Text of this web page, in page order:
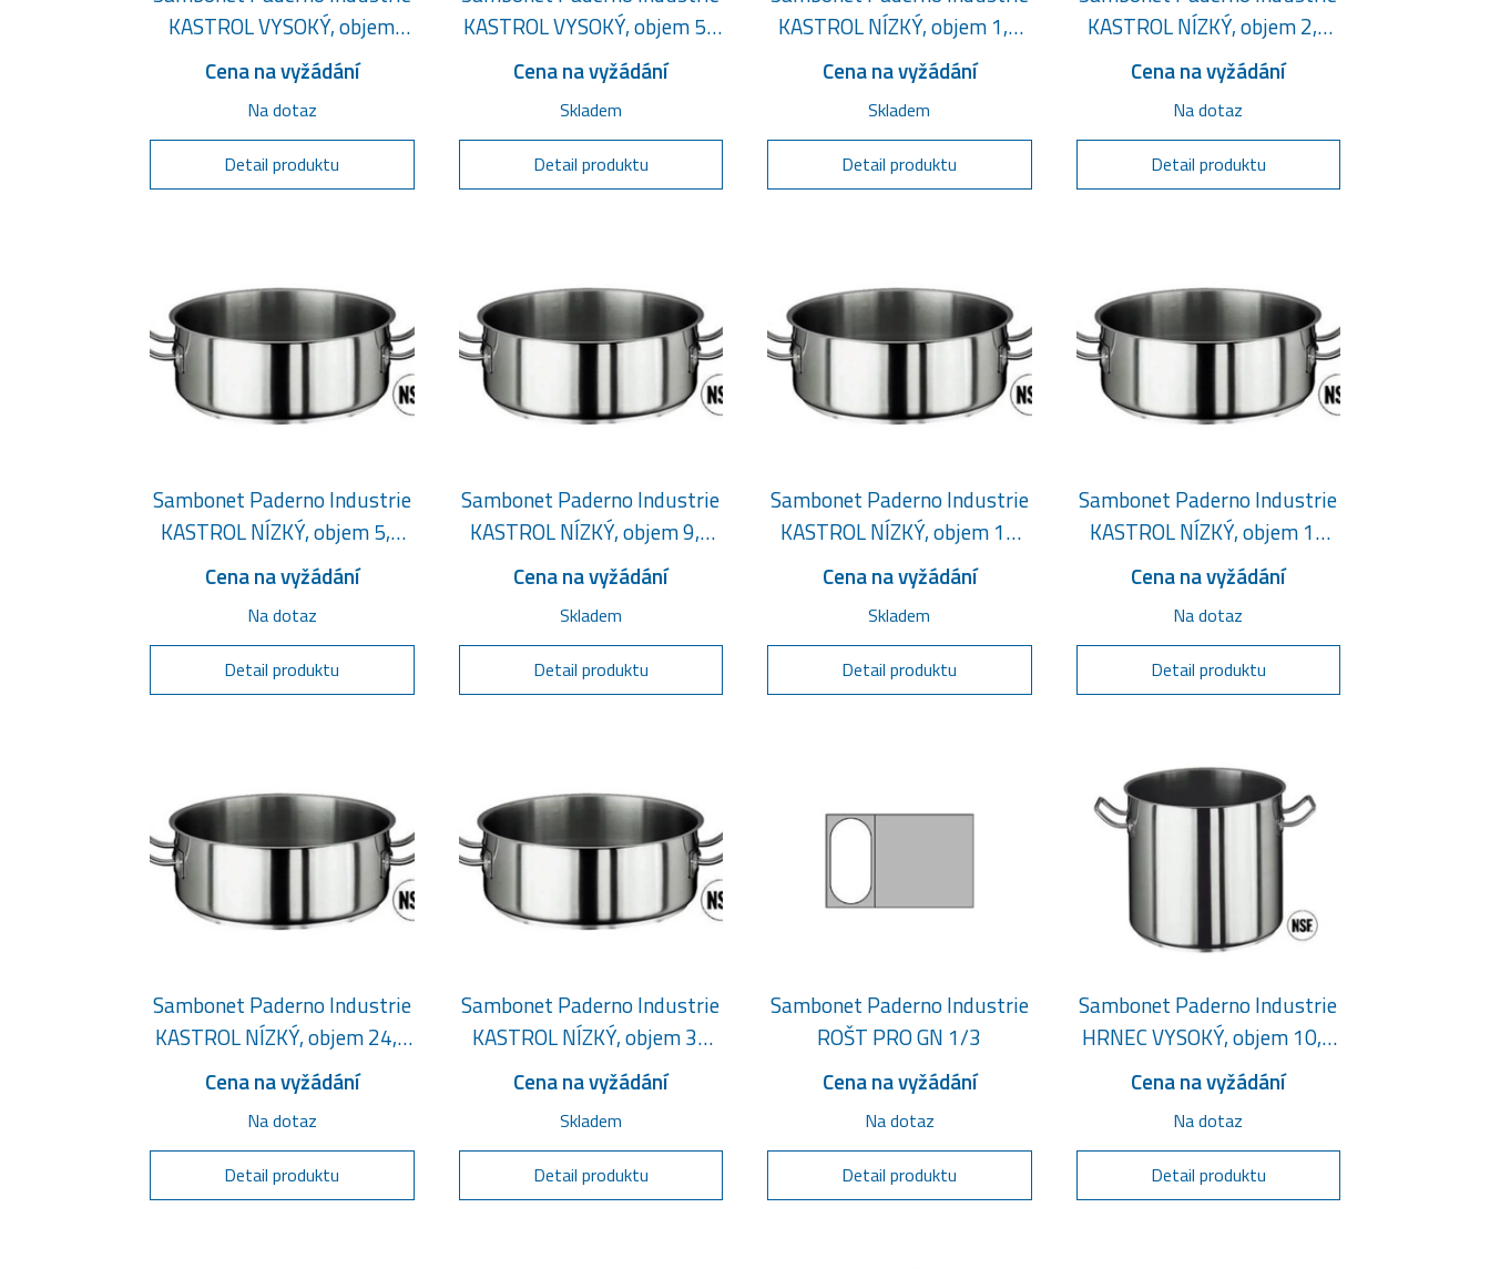
KASTROL VYSOKÝ, objem
30,1 litru
Cena na vyžádání
Na dotaz
Detail produktu
KASTROL VYSOKÝ, objem 58
litrů
Cena na vyžádání
Skladem
Detail produktu
KASTROL NÍZKÝ, objem 1,3
litru
Cena na vyžádání
Skladem
Detail produktu
KASTROL NÍZKÝ, objem 2,5
litru
Cena na vyžádání
Na dotaz
Detail produktu
Sambonet Paderno Industrie
KASTROL NÍZKÝ, objem 5,8
litru
Cena na vyžádání
Na dotaz
Detail produktu
Sambonet Paderno Industrie
KASTROL NÍZKÝ, objem 9,2
litru
Cena na vyžádání
Skladem
Detail produktu
Sambonet Paderno Industrie
KASTROL NÍZKÝ, objem 13
Cena na vyžádání
Skladem
Detail produktu
Sambonet Paderno Industrie
KASTROL NÍZKÝ, objem 18
litrů
Cena na vyžádání
Na dotaz
Detail produktu
Sambonet Paderno Industrie
KASTROL NÍZKÝ, objem 24,6
litru
Cena na vyžádání
Na dotaz
Detail produktu
Sambonet Paderno Industrie
KASTROL NÍZKÝ, objem 37
litrů
Cena na vyžádání
Skladem
Detail produktu
Sambonet Paderno Industrie
ROŠT PRO GN 1/3
Cena na vyžádání
Na dotaz
Detail produktu
Sambonet Paderno Industrie
HRNEC VYSOKÝ, objem 10,5
litru
Cena na vyžádání
Na dotaz
Detail produktu